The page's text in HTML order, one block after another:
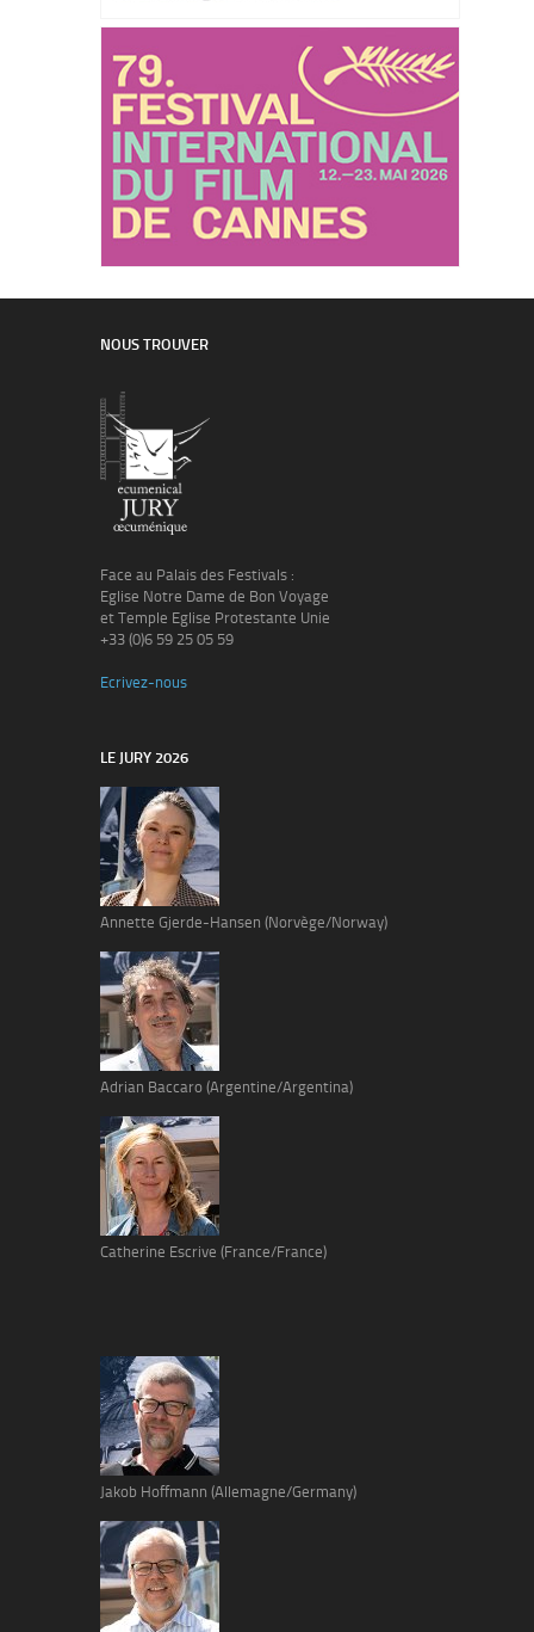
NOUS TROUVER
Face au Palais des Festivals :
Eglise Notre Dame de Bon Voyage
et Temple Eglise Protestante Unie
+33 (0)6 59 25 05 59
Ecrivez-nous
LE JURY 2026
Annette Gjerde-Hansen (Norvège/Norway)
Adrian Baccaro (Argentine/Argentina)
Catherine Escrive (France/France)
Jakob Hoffmann (Allemagne/Germany)